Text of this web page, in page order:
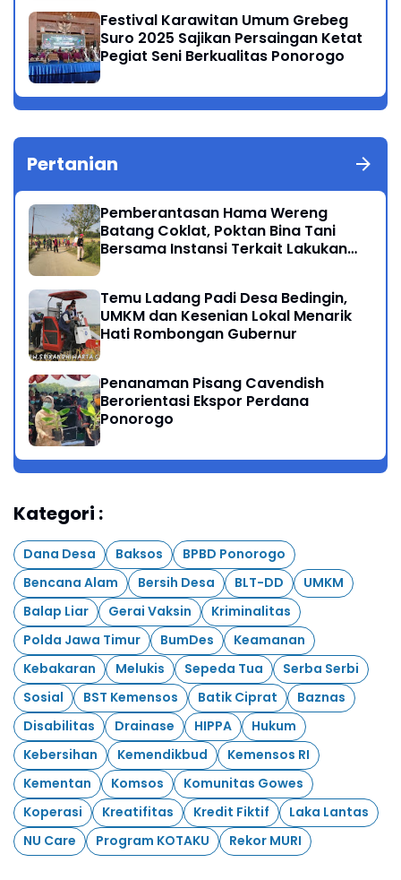
Festival Karawitan Umum Grebeg
Suro 2025 Sajikan Persaingan Ketat
Pegiat Seni Berkualitas Ponorogo
Pertanian
Pemberantasan Hama Wereng
Batang Coklat, Poktan Bina Tani
Bersama Instansi Terkait Lakukan
Temu Ladang Padi Desa Bedingin,
UMKM dan Kesenian Lokal Menarik
Hati Rombongan Gubernur
Penanaman Pisang Cavendish
Berorientasi Ekspor Perdana
Ponorogo
Kategori :
Dana Desa Baksos
BPBD Ponorogo
Bencana Alam
Bersih Desa BLT-DD
UMKM
Balap Liar
Gerai Vaksin
Kriminalitas
Polda Jawa Timur
BumDes
Keamanan
Kebakaran
Melukis Sepeda Tua
Serba Serbi
Sosial
BST Kemensos Batik Ciprat
Baznas
Disabilitas
Drainase HIPPA
Hukum
Kebersihan
Kemendikbud
Kemensos RI
Kementan
Komsos
Komunitas Gowes
Koperasi
Kreatifitas Kredit Fiktif
Laka Lantas
NU Care
Program KOTAKU Rekor MURI